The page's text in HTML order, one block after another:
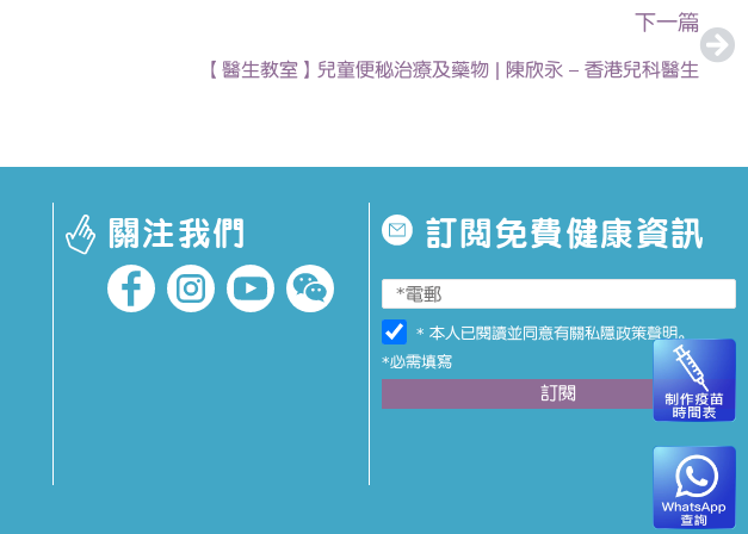
下一篇
【醫生教室】兒童便秘治療及藥物 | 陳欣永 – 香港兒科醫生
關注我們 訂閱免費健康資訊
* 本人已閱讀並同意有關私隱政策聲明。
*必需填寫